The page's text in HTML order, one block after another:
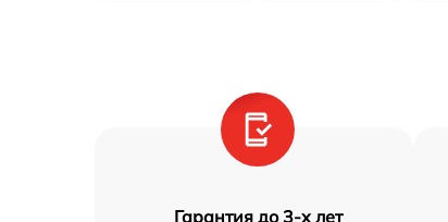
Гарантия до 3-х лет